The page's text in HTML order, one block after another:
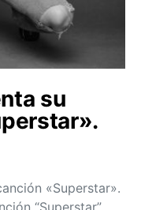
su
«Superstar».
“Superstar”,